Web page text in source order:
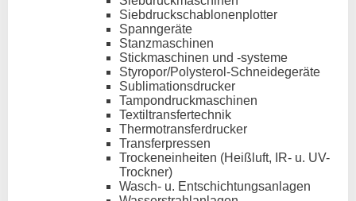
Siebdruckschablonenplotter
Spanngeräte
Stanzmaschinen
Stickmaschinen und -systeme
Styropor/Polysterol-Schneidegeräte
Sublimationsdrucker
Tampondruckmaschinen
Textiltransfertechnik
Thermotransferdrucker
Transferpressen
Trockeneinheiten (Heißluft, IR- u. UV-
Trockner)
Wasch- u. Entschichtungsanlagen